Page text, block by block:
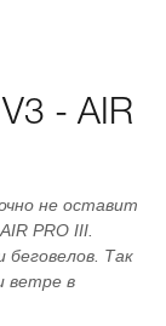
- AIR
не оставит
PRO III.
Так
ветре в